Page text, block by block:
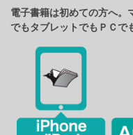
電子書籍は初めての方へ。
でもタブレットでもＰＣで